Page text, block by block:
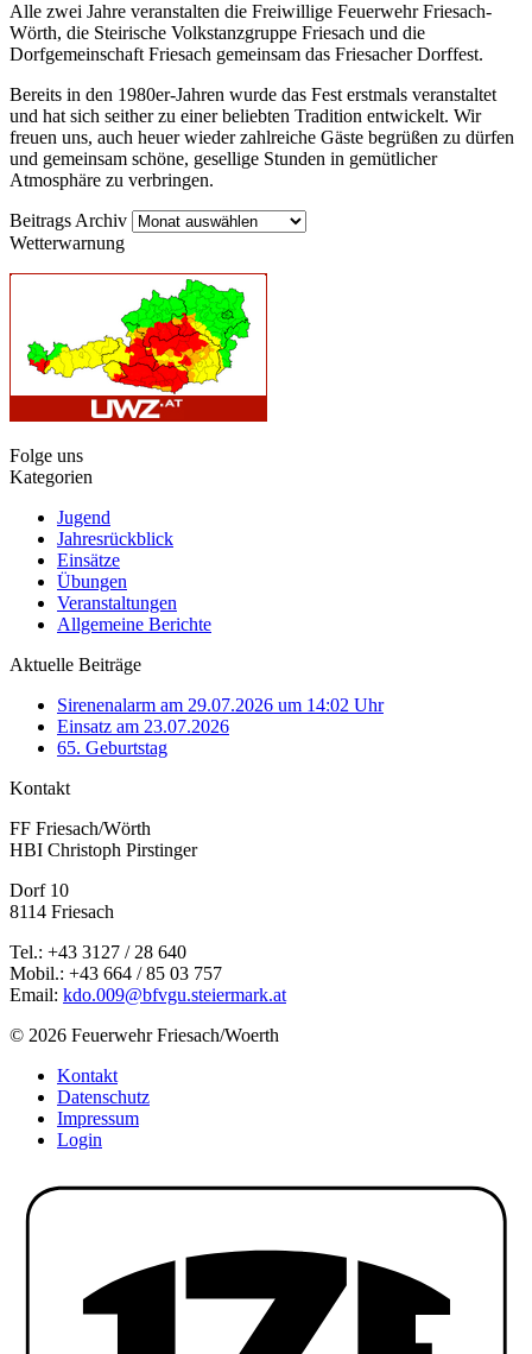
Alle zwei Jahre veranstalten die Freiwillige Feuerwehr Friesach-
Wörth, die Steirische Volkstanzgruppe Friesach und die
Dorfgemeinschaft Friesach gemeinsam das Friesacher Dorffest.
Bereits in den 1980er-Jahren wurde das Fest erstmals veranstaltet
und hat sich seither zu einer beliebten Tradition entwickelt. Wir
freuen uns, auch heuer wieder zahlreiche Gäste begrüßen zu dürfen
und gemeinsam schöne, gesellige Stunden in gemütlicher
Atmosphäre zu verbringen.
Beitrags Archiv Beitrags
Wetterwarnung
Folge uns
Kategorien
Jugend
Jahresrückblick
Einsätze
Übungen
Veranstaltungen
Allgemeine Berichte
Aktuelle Beiträge
Sirenenalarm am 29.07.2026 um 14:02 Uhr
Einsatz am 23.07.2026
65. Geburtstag
Kontakt
FF Friesach/Wörth
HBI Christoph Pirstinger
Dorf 10
8114 Friesach
Tel.: +43 3127 / 28 640
Mobil.: +43 664 / 85 03 757
Email: kdo.009@bfvgu.steiermark.at
© 2026 Feuerwehr Friesach/Woerth
Kontakt
Datenschutz
Impressum
Login